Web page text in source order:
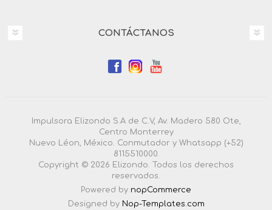
CONTÁCTANOS
Impulsora Elizondo S.A de C.V, Av. Madero 580 Ote,
Centro Monterrey
Nuevo Léon, México. Conmutador y Whatsapp (+52)
8115510000.
Copyright © 2026 Elizondo. Todos los derechos
reservados.
Powered by nopCommerce
Designed by Nop-Templates.com